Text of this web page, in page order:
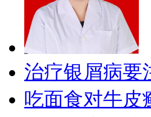
治疗银屑病要
吃面食对牛皮